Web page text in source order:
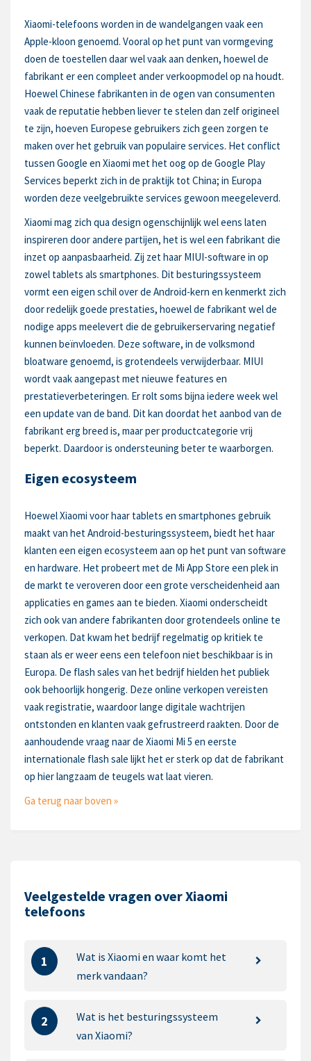
Xiaomi-telefoons worden in de wandelgangen vaak een
Apple-kloon genoemd. Vooral op het punt van vormgeving
doen de toestellen daar wel vaak aan denken, hoewel de
fabrikant er een compleet ander verkoopmodel op na houdt.
Hoewel Chinese fabrikanten in de ogen van consumenten
vaak de reputatie hebben liever te stelen dan zelf origineel
te zijn, hoeven Europese gebruikers zich geen zorgen te
maken over het gebruik van populaire services. Het conflict
tussen Google en Xiaomi met het oog op de Google Play
Services beperkt zich in de praktijk tot China; in Europa
worden deze veelgebruikte services gewoon meegeleverd.
Xiaomi mag zich qua design ogenschijnlijk wel eens laten
inspireren door andere partijen, het is wel een fabrikant die
inzet op aanpasbaarheid. Zij zet haar MIUI-software in op
zowel tablets als smartphones. Dit besturingssysteem
vormt een eigen schil over de Android-kern en kenmerkt zich
door redelijk goede prestaties, hoewel de fabrikant wel de
nodige apps meelevert die de gebruikerservaring negatief
kunnen beïnvloeden. Deze software, in de volksmond
bloatware genoemd, is grotendeels verwijderbaar. MIUI
wordt vaak aangepast met nieuwe features en
prestatieverbeteringen. Er rolt soms bijna iedere week wel
een update van de band. Dit kan doordat het aanbod van de
fabrikant erg breed is, maar per productcategorie vrij
beperkt. Daardoor is ondersteuning beter te waarborgen.
Eigen ecosysteem
Hoewel Xiaomi voor haar tablets en smartphones gebruik
maakt van het Android-besturingssysteem, biedt het haar
klanten een eigen ecosysteem aan op het punt van software
en hardware. Het probeert met de Mi App Store een plek in
de markt te veroveren door een grote verscheidenheid aan
applicaties en games aan te bieden. Xiaomi onderscheidt
zich ook van andere fabrikanten door grotendeels online te
verkopen. Dat kwam het bedrijf regelmatig op kritiek te
staan als er weer eens een telefoon niet beschikbaar is in
Europa. De flash sales van het bedrijf hielden het publiek
ook behoorlijk hongerig. Deze online verkopen vereisten
vaak registratie, waardoor lange digitale wachtrijen
ontstonden en klanten vaak gefrustreerd raakten. Door de
aanhoudende vraag naar de Xiaomi Mi 5 en eerste
internationale flash sale lijkt het er sterk op dat de fabrikant
op hier langzaam de teugels wat laat vieren.
Ga terug naar boven »
Veelgestelde vragen over Xiaomi
telefoons
1
Wat is Xiaomi en waar komt het
merk vandaan?
2
Wat is het besturingssysteem
van Xiaomi?